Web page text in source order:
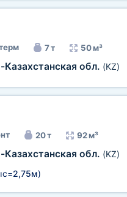
7 т 50 м³
Казахстанская обл. (KZ)
20 т 92 м³
Казахстанская обл. (KZ)
2,75м)